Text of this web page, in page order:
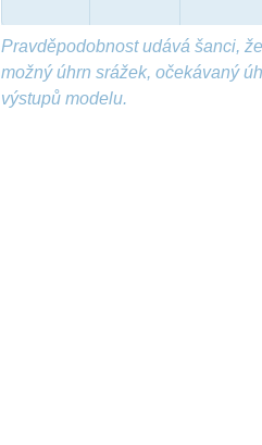
Pravděpodobnost udává šanci,
možný úhrn srážek, očekávaný
výstupů modelu.